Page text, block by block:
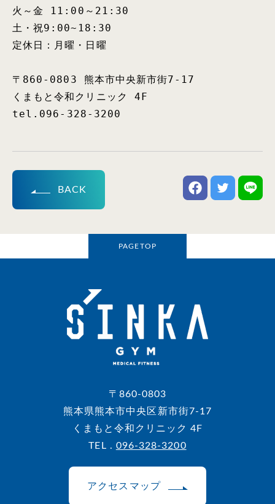
火～金 11:00～21:30
土・祝9:00~18:30
定休日：月曜・日曜
〒860-0803 熊本市中央新市街7-17
くまもと令和クリニック 4F
tel.096-328-3200
BACK
〒860-0803
熊本県熊本市中央区新市街7-17
くまもと令和クリニック 4F
TEL . 096-328-3200
アクセスマップ
PAGETOP